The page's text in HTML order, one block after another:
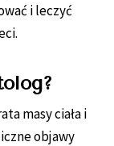
i leczyć
masy ciała i
objawy